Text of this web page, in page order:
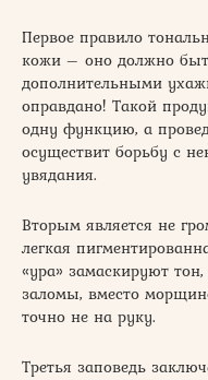
Первое правило
кожи – оно должно
дополнительными
оправдано! Такой
одну функцию, а
осуществит борьбу с
увядания.
Вторым является не
легкая
«ура» замаскируют
заломы, вместо
точно не на руку.
Третья заповедь